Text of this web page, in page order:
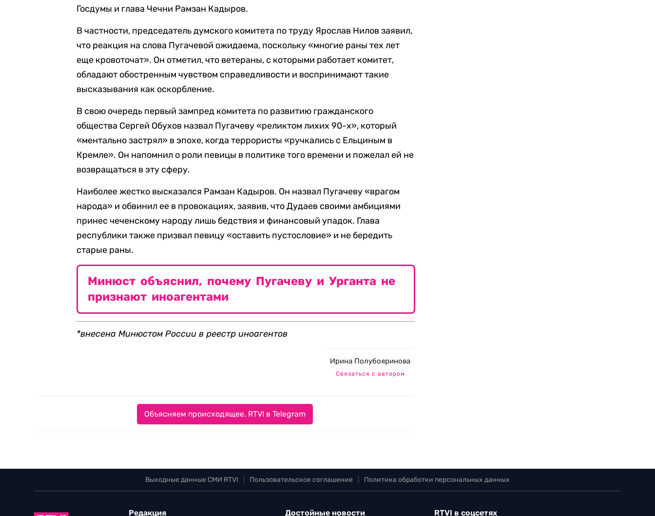
Госдумы и глава Чечни Рамзан Кадыров.
В частности, председатель думского комитета по труду Ярослав Нилов заявил,
что реакция на слова Пугачевой ожидаема, поскольку «многие раны тех лет
еще кровоточат». Он отметил, что ветераны, с которыми работает комитет,
обладают обостренным чувством справедливости и воспринимают такие
высказывания как оскорбление.
В свою очередь первый зампред комитета по развитию гражданского
общества Сергей Обухов назвал Пугачеву «реликтом лихих 90-х», который
«ментально застрял» в эпохе, когда террористы «ручкались с Ельциным в
Кремле». Он напомнил о роли певицы в политике того времени и пожелал ей не
возвращаться в эту сферу.
Наиболее жестко высказался Рамзан Кадыров. Он назвал Пугачеву «врагом
народа» и обвинил ее в провокациях, заявив, что Дудаев своими амбициями
принес чеченскому народу лишь бедствия и финансовый упадок. Глава
республики также призвал певицу «оставить пустословие» и не бередить
старые раны.
Минюст объяснил, почему Пугачеву и Урганта не
признают иноагентами
*внесена Минюстом России в реестр иноагентов
Ирина Полубояринова
Связаться с автором
Объясняем происходящее. RTVI в Telegram
Выходные данные СМИ RTVI Пользовательское соглашение Политика обработки персональных данных
Редакция Достойные новости RTVI в соцсетях